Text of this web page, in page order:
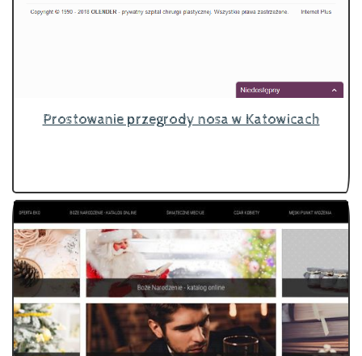
Prostowanie przegrody nosa w Katowicach